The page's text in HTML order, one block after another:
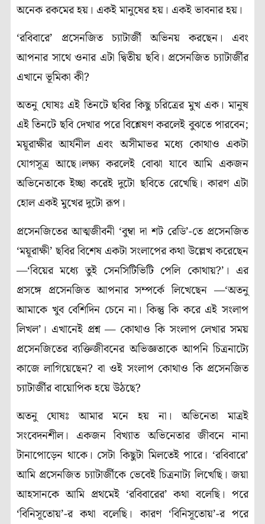
অনেক রকমের হয়। একই মানুষের হয়। একই ভাবনার হয়।
‘রবিবারে’ প্রসেনজিত চ্যাটার্জী অভিনয় করছেন। এবং
আপনার সাথে ওনার এটা দ্বিতীয় ছবি। প্রসেনজিত চ্যাটার্জীর
এখানে ভূমিকা কী?
অতনু ঘোষঃ এই তিনটে ছবির কিছু চরিত্রের মুখ এক। মানুষ
এই তিনটে ছবি দেখার পরে বিশ্লেষণ করলেই বুঝতে পারবেন;
ময়ূরাক্ষীর আর্যনীল এবং অসীমাভর মধ্যে কোথাও একটা
যোগসূত্র আছে।লক্ষ্য করলেই বোঝা যাবে আমি একজন
অভিনেতাকে ইচ্ছা করেই দুটো ছবিতে রেখেছি। কারণ এটা
হোল একই মুখের দুটো রূপ।
প্রসেনজিতের আত্মজীবনী ‘বুম্বা দা শট রেডি’-তে প্রসেনজিত
‘ময়ূরাক্ষী’ ছবির বিশেষ একটা সংলাপের কথা উল্লেখ করেছেন
—‘বিয়ের মধ্যে তুই সেনসিটিভিটি পেলি কোথায়?’। এর
প্রসঙ্গে প্রসেনজিত আপনার সম্পর্কে লিখেছেন —‘অতনু
আমাকে খুব বেশিদিন চেনে না। কিন্তু কি করে এই সংলাপ
লিখল’। এখানেই প্রশ্ন — কোথাও কি সংলাপ লেখার সময়
প্রসেনজিতের ব্যক্তিজীবনের অভিজ্ঞতাকে আপনি চিত্রনাট্যে
কাজে লাগিয়েছেন? বা ওই সংলাপ কোথাও কি প্রসেনজিত
চ্যাটার্জীর বায়োপিক হয়ে উঠছে?
অতনু ঘোষঃ আমার মনে হয় না। অভিনেতা মাত্রই
সংবেদনশীল। একজন বিখ্যাত অভিনেতার জীবনে নানা
টানাপোড়েন থাকে। সেটা কিছুটা মিলতেই পারে। ‘রবিবারে’
আমি প্রসেনজিত চ্যাটার্জীকে ভেবেই চিত্রনাট্য লিখেছি। জয়া
আহসানকে আমি প্রথমেই ‘রবিবারের’ কথা বলেছি। পরে
‘বিনিসূতোয়’-র কথা বলেছি। কারণ ‘বিনিসূতোয়’-র পরে